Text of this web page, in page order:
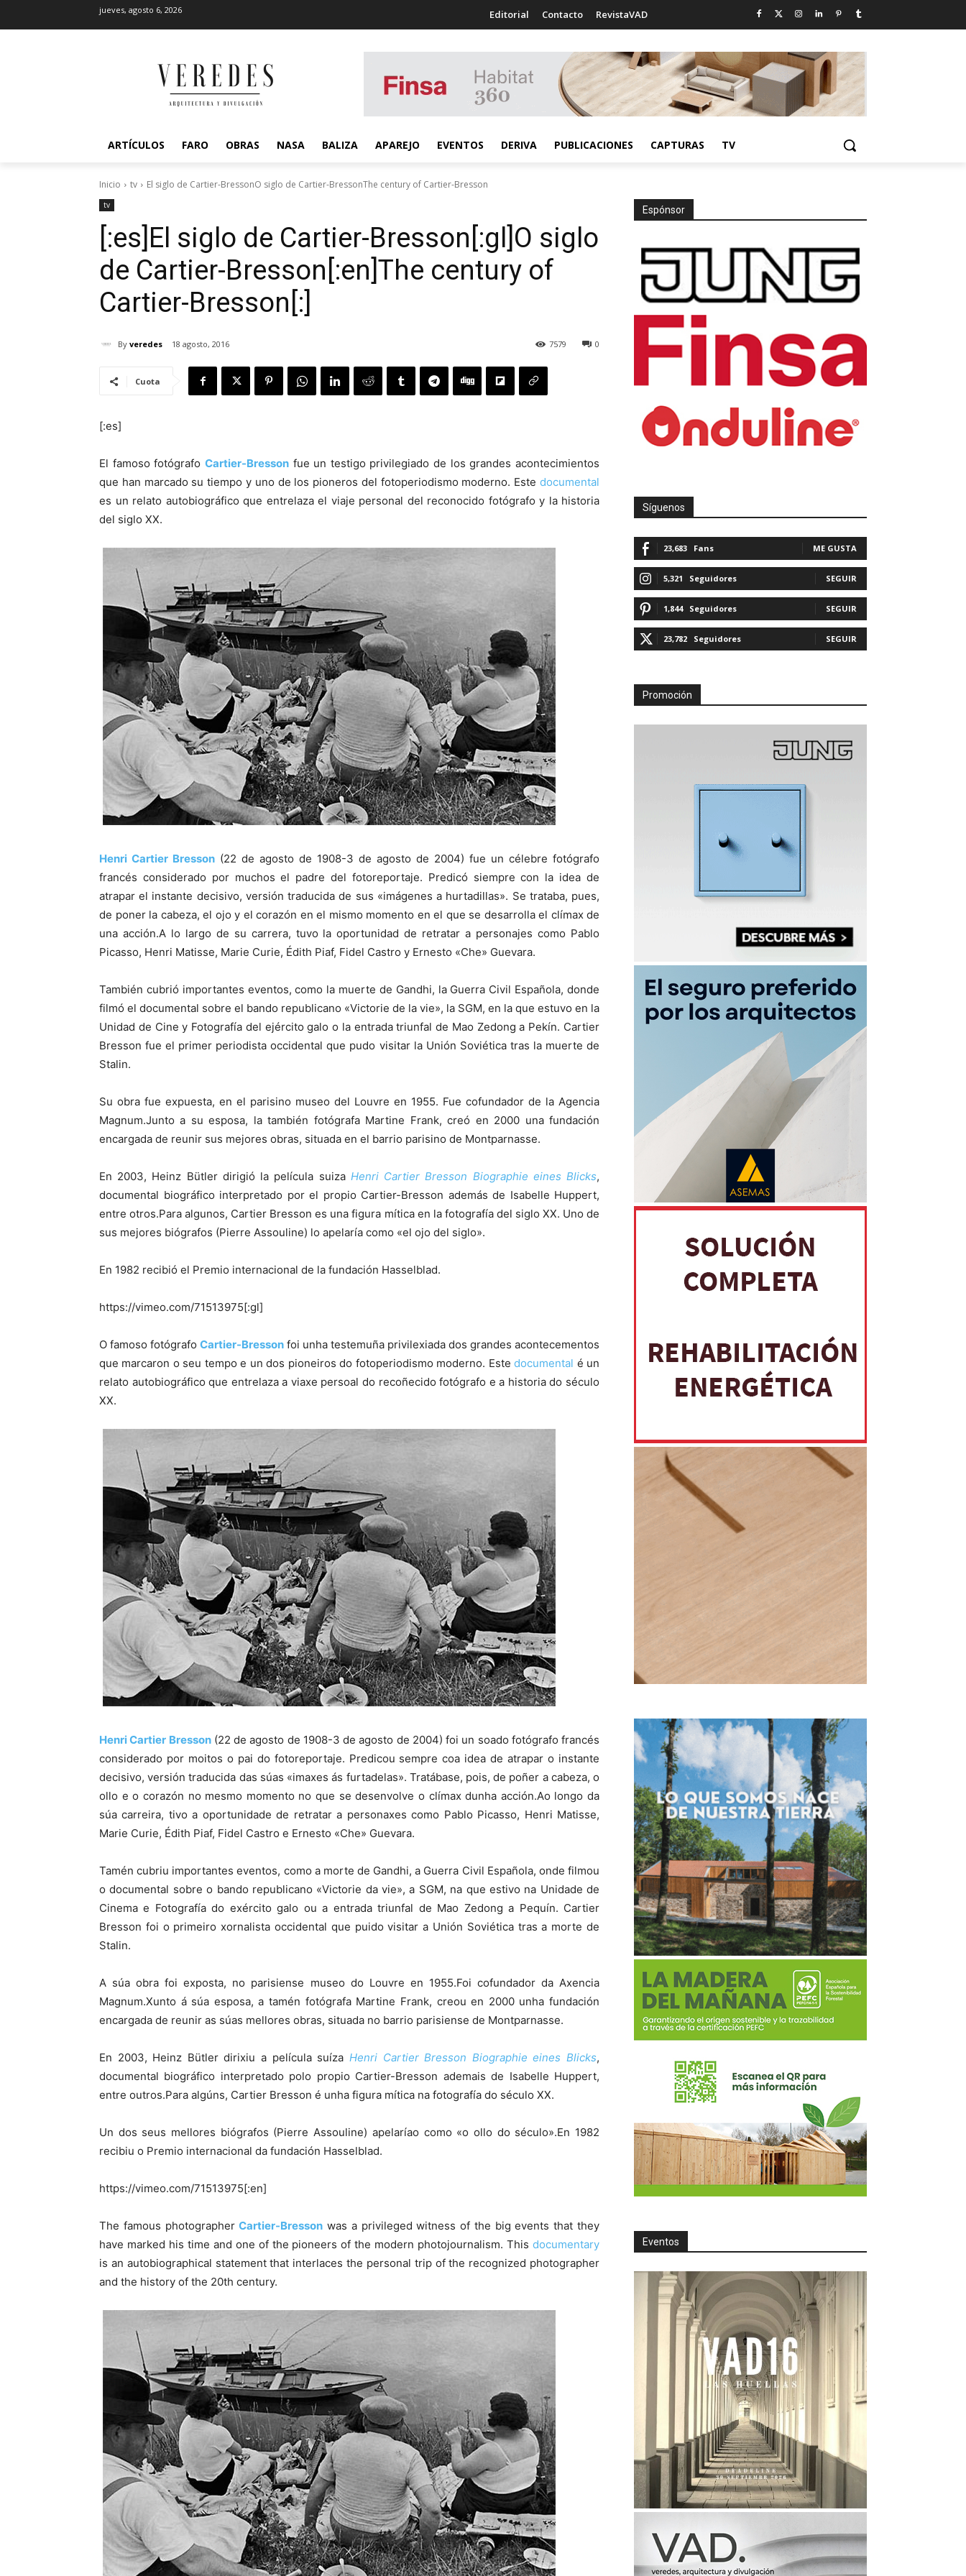
jueves, agosto 6, 2026 Editorial Contacto RevistaVAD
ARTÍCULOS FARO OBRAS NASA BALIZA APAREJO EVENTOS DERIVA PUBLICACIONES CAPTURAS TV
Inicio tv El siglo de Cartier-BressonO siglo de Cartier-BressonThe century of Cartier-Bresson
tv
[:es]El siglo de Cartier-Bresson[:gl]O siglo
de Cartier-Bresson[:en]The century of
Cartier-Bresson[:]
By veredes 18 agosto, 2016 0
7579
Cuota
[:es]
El famoso fotógrafo Cartier-Bressonfue un testigo privilegiado de los grandes acontecimientos
que han marcado su tiempo y uno de los pioneros del fotoperiodismo moderno. Este documental
es un relato autobiográfico que entrelaza el viaje personal del reconocido fotógrafo y la historia
del siglo XX.
Henri Cartier Bresson (22 de agosto de 1908-3 de agosto de 2004) fue un célebre fotógrafo
francés considerado por muchos el padre del fotoreportaje. Predicó siempre con la idea de
atrapar el instante decisivo, versión traducida de sus «imágenes a hurtadillas». Se trataba, pues,
de poner la cabeza, el ojo y el corazón en el mismo momento en el que se desarrolla el clímax de
una acción.A lo largo de su carrera, tuvo la oportunidad de retratar a personajes como Pablo
Picasso, Henri Matisse, Marie Curie, Édith Piaf, Fidel Castro y Ernesto «Che» Guevara.
También cubrió importantes eventos, como la muerte de Gandhi, la Guerra Civil Española, donde
filmó el documental sobre el bando republicano «Victorie de la vie», la SGM, en la que estuvo en la
Unidad de Cine y Fotografía del ejército galo o la entrada triunfal de Mao Zedong a Pekín. Cartier
Bresson fue el primer periodista occidental que pudo visitar la Unión Soviética tras la muerte de
Stalin.
Su obra fue expuesta, en el parisino museo del Louvre en 1955. Fue cofundador de la Agencia
Magnum.Junto a su esposa, la también fotógrafa Martine Frank, creó en 2000 una fundación
encargada de reunir sus mejores obras, situada en el barrio parisino de Montparnasse.
En 2003, Heinz Bütler dirigió la película suiza Henri Cartier Bresson Biographie eines Blicks,
documental biográfico interpretado por el propio Cartier-Bresson además de Isabelle Huppert,
entre otros.Para algunos, Cartier Bresson es una figura mítica en la fotografía del siglo XX. Uno de
sus mejores biógrafos (Pierre Assouline) lo apelaría como «el ojo del siglo».
En 1982 recibió el Premio internacional de la fundación Hasselblad.
https://vimeo.com/71513975[:gl]
O famoso fotógrafo Cartier-Bresson foi unha testemuña privilexiada dos grandes acontecementos
que marcaron o seu tempo e un dos pioneiros do fotoperiodismo moderno. Estedocumental é un
relato autobiográfico que entrelaza a viaxe persoal do recoñecido fotógrafo e a historia do século
XX.
Henri Cartier Bresson(22 de agosto de 1908-3 de agosto de 2004) foi un soado fotógrafo francés
considerado por moitos o pai do fotoreportaje. Predicou sempre coa idea de atrapar o instante
decisivo, versión traducida das súas «imaxes ás furtadelas». Tratábase, pois, de poñer a cabeza, o
ollo e o corazón no mesmo momento no que se desenvolve o clímax dunha acción.Ao longo da
súa carreira, tivo a oportunidade de retratar a personaxes como Pablo Picasso, Henri Matisse,
Marie Curie, Édith Piaf, Fidel Castro e Ernesto «Che» Guevara.
Tamén cubriu importantes eventos, como a morte de Gandhi, a Guerra Civil Española, onde filmou
o documental sobre o bando republicano «Victorie da vie», a SGM, na que estivo na Unidade de
Cinema e Fotografía do exército galo ou a entrada triunfal de Mao Zedong a Pequín. Cartier
Bresson foi o primeiro xornalista occidental que puido visitar a Unión Soviética tras a morte de
Stalin.
A súa obra foi exposta, no parisiense museo do Louvre en 1955.Foi cofundador da Axencia
Magnum.Xunto á súa esposa, a tamén fotógrafa Martine Frank, creou en 2000 unha fundación
encargada de reunir as súas mellores obras, situada no barrio parisiense de Montparnasse.
En 2003, Heinz Bütler dirixiu a película suíza Henri Cartier Bresson Biographie eines Blicks,
documental biográfico interpretado polo propio Cartier-Bresson ademais de Isabelle Huppert,
entre outros.Para algúns, Cartier Bresson é unha figura mítica na fotografía do século XX.
Un dos seus mellores biógrafos (Pierre Assouline) apelaríao como «o ollo do século».En 1982
recibiu o Premio internacional da fundación Hasselblad.
https://vimeo.com/71513975[:en]
The famous photographerCartier-Bresson was a privileged witness of the big events that they
have marked his time and one of the pioneers of the modern photojournalism. This documentary
is an autobiographical statement that interlaces the personal trip of the recognized photographer
and the history of the 20th century.
Espónsor
Síguenos
23,683 Fans ME GUSTA
5,321 Seguidores SEGUIR
1,844 Seguidores SEGUIR
23,782 Seguidores SEGUIR
Promoción
Eventos